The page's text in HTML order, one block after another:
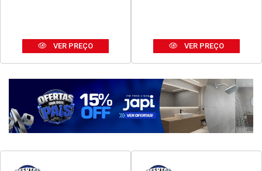
VER PREÇO VER PREÇO